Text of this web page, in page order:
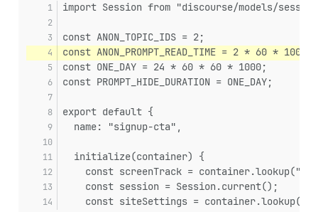
import Session from "discourse/models/
const ANON_TOPIC_IDS = 2;
const ANON_PROMPT_READ_TIME = 2 * 60 * 1000;
const ONE_DAY = 24 * 60 * 60 * 1000;
const PROMPT_HIDE_DURATION = ONE_DAY;
export default {
  name: "signup-cta",
  initialize(container) {
const screenTrack =
    const session = Session.current();
const siteSettings =